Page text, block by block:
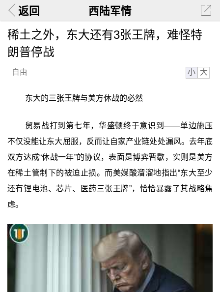
返回 西陆军情
稀土之外，东大还有3张王牌，难怪特
朗普停战
自由 小 大
东大的三张王牌与美方休战的必然
贸易战打到第七年，华盛顿终于意识到——单边施压
不仅没能让东大屈服，反而让自家产业链处处漏风。去年底
双方达成“休战一年”的协议，表面是博弈暂歇，实则是美方
在稀土管制下的被迫止损。而美媒酸溜溜地指出“东大至少
还有锂电池、芯片、医药三张王牌”，恰恰暴露了其战略焦
虑。